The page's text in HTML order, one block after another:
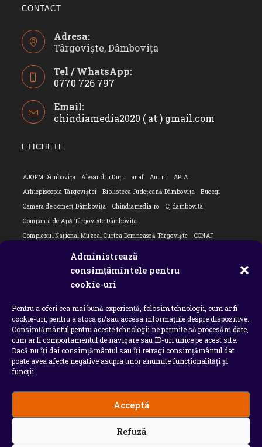
Administrează
consimțămintele pentru
cookie-uri
Pentru a oferi cea mai bună experiență, folosim tehnologii, cum ar fi
cookie-uri, pentru a stoca și/sau accesa informațiile despre dispozitive.
Consimțământul pentru aceste tehnologii ne permite să procesăm date,
cum ar fi comportamentul de navigare sau ID-uri unice pe acest site.
Dacă nu îți dai consimțământul sau îți retragi consimțământul dat
poate avea afecte negative asupra unor anumite funcționalități și
funcții.
Acceptă
Refuză
CONTACT
Adresa:
Târgoviște, Dâmbovița
Tel / WhatsApp:
0770 726 797
in
your
Email:
chindiamedia2020 ( at ) gmail.com
ETICHETE
AJOFM Dâmbovița Alesandru Duțu anaf Anunt
APIA
Arhiepiscopia Târgoviștei
Biblioteca Județeană Dâmbovița
Bucegi
Camera de comerț Dâmbovița
Chindiamedia.ro
Cj dambovita
Compania de Apă Târgoviște Dâmbovița
Complexul Național Muzeal Curtea Domnească Târgoviște
CONAF
Flori Bungete
intreruperi energie electrica
ipj dambovita
MApN
Ministerul Educației ministerul sanatatii
Nu-ți uita istoria
Oana Filip
Prefectura dambovita Primaria Dragodana
Primaria Lucieni
primaria Răzvad
Primaria Ulmi primăria Târgoviște
PSD Dambovita
psiholog
Serial Situatia Covid 19 Dambovita
Situație Covid-19
Universitatea Valahia
Copyright 2026 - Chindia Media
Utilizatorii pot descarca si tipari continut de pe acest